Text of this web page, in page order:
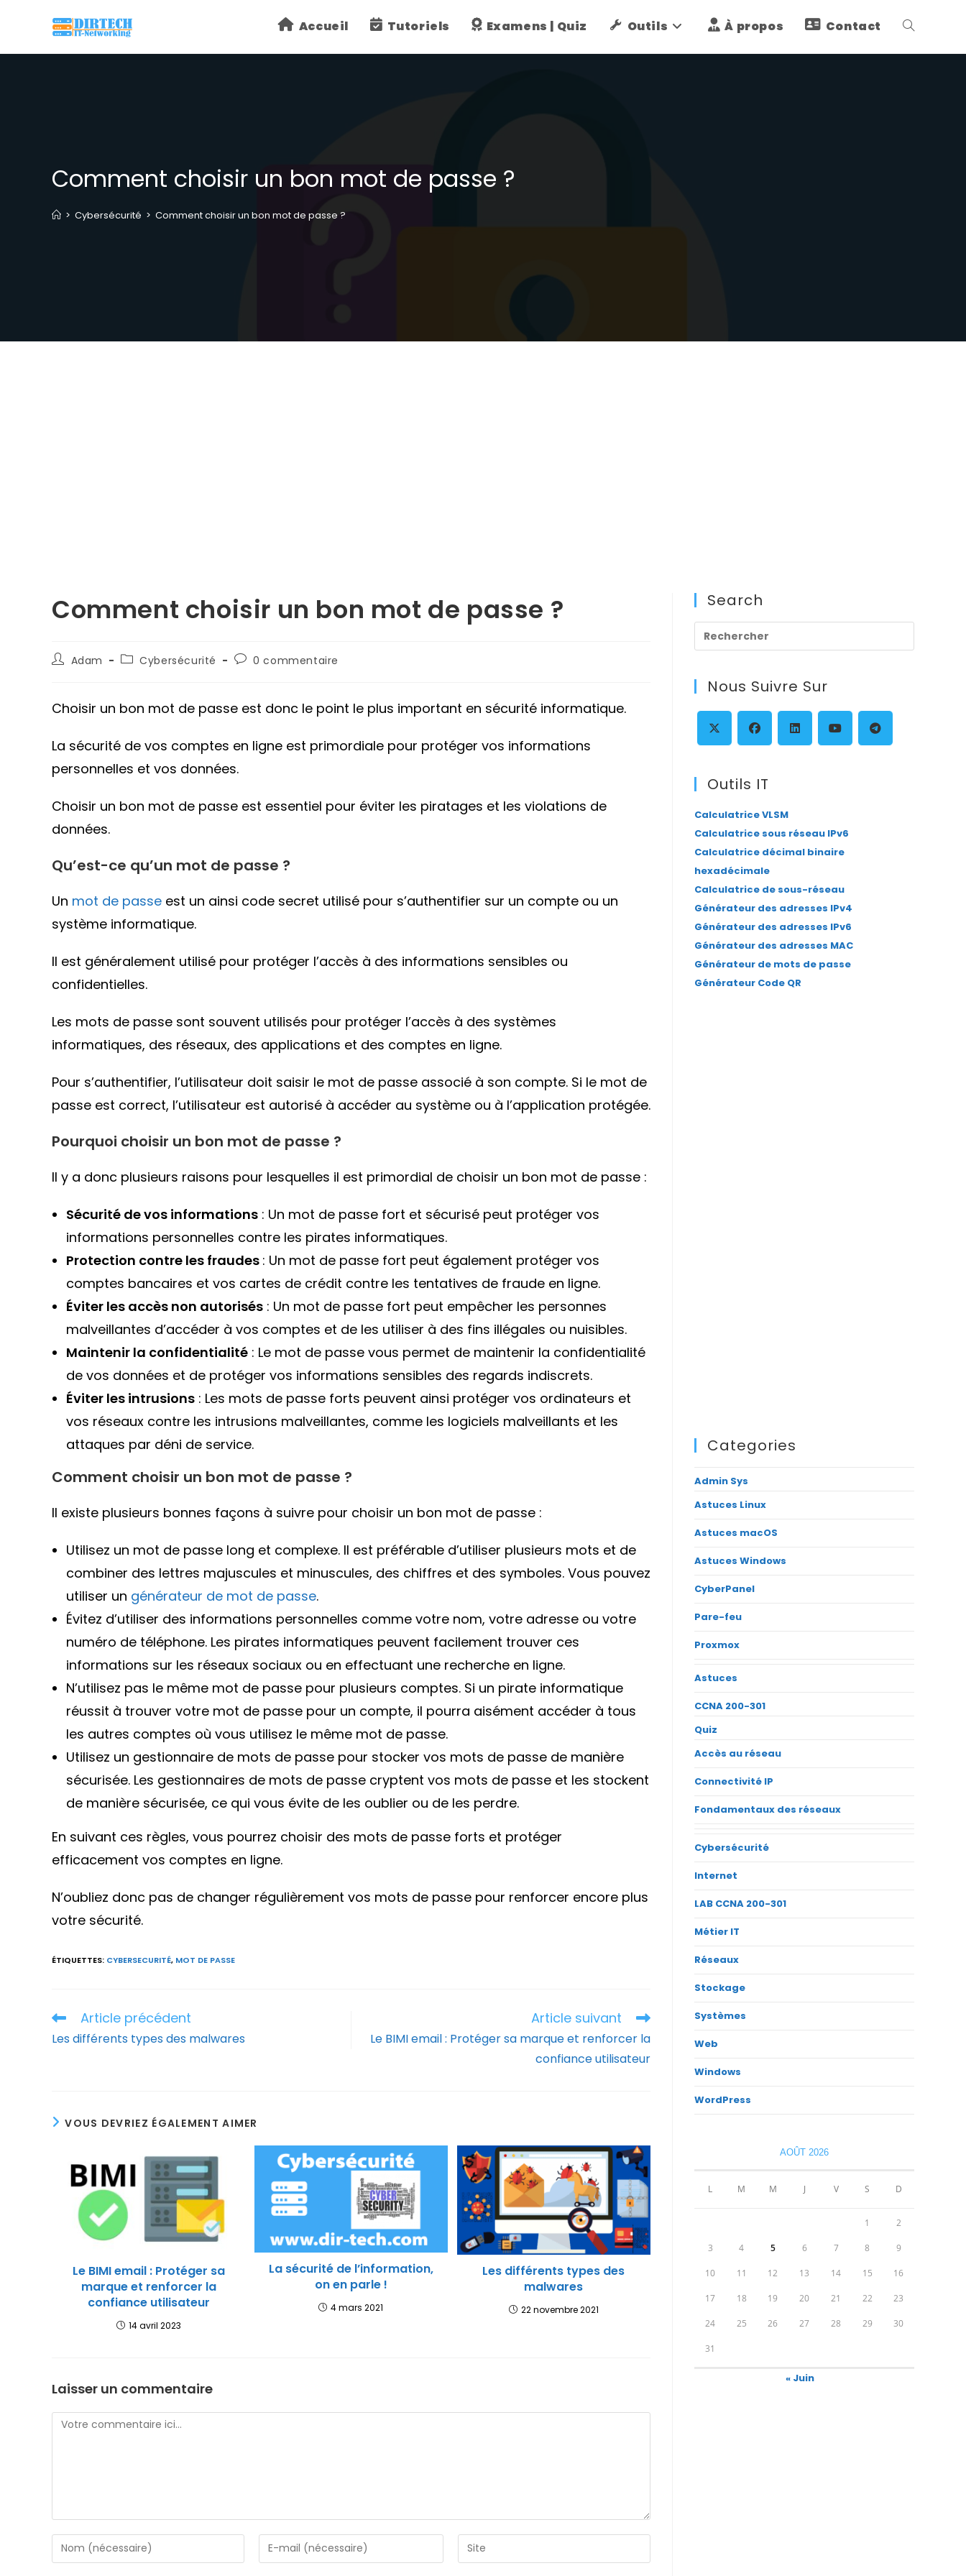
Accueil Tutoriels Examens | Quiz Outils À propos Contact Toggle
Comment choisir un bon mot de passe ?
> Cybersécurité > Comment choisir un bon mot de passe ?
Comment choisir un bon mot de passe ?
Auteur/autrice
Adam
PostCybersécurité
Commentaires
0 commentaire
Choisir un bon mot de passe est donc le point le plus important en sécurité informatique.
La sécurité de vos comptes en ligne est primordiale pour protéger vos informations
personnelles et vos données.
Choisir un bon mot de passe est essentiel pour éviter les piratages et les violations de
données.
Qu’est-ce qu’un mot de passe ?
Un mot de passe est un ainsi code secret utilisé pour s’authentifier sur un compte ou un
système informatique.
Il est généralement utilisé pour protéger l’accès à des informations sensibles ou
confidentielles.
Les mots de passe sont souvent utilisés pour protéger l’accès à des systèmes
informatiques, des réseaux, des applications et des comptes en ligne.
Pour s’authentifier, l’utilisateur doit saisir le mot de passe associé à son compte. Si le mot de
passe est correct, l’utilisateur est autorisé à accéder au système ou à l’application protégée.
Pourquoi choisir un bon mot de passe ?
Il y a donc plusieurs raisons pour lesquelles il est primordial de choisir un bon mot de passe :
Sécurité de vos informations : Un mot de passe fort et sécurisé peut protéger vos
informations personnelles contre les pirates informatiques.
Protection contre les fraudes : Un mot de passe fort peut également protéger vos
comptes bancaires et vos cartes de crédit contre les tentatives de fraude en ligne.
Éviter les accès non autorisés : Un mot de passe fort peut empêcher les personnes
malveillantes d’accéder à vos comptes et de les utiliser à des fins illégales ou nuisibles.
Maintenir la confidentialité : Le mot de passe vous permet de maintenir la confidentialité
de vos données et de protéger vos informations sensibles des regards indiscrets.
Éviter les intrusions : Les mots de passe forts peuvent ainsi protéger vos ordinateurs et
vos réseaux contre les intrusions malveillantes, comme les logiciels malveillants et les
attaques par déni de service.
Comment choisir un bon mot de passe ?
Il existe plusieurs bonnes façons à suivre pour choisir un bon mot de passe :
Utilisez un mot de passe long et complexe. Il est préférable d’utiliser plusieurs mots et de
combiner des lettres majuscules et minuscules, des chiffres et des symboles. Vous pouvez
utiliser un générateur de mot de passe.
Évitez d’utiliser des informations personnelles comme votre nom, votre adresse ou votre
numéro de téléphone. Les pirates informatiques peuvent facilement trouver ces
informations sur les réseaux sociaux ou en effectuant une recherche en ligne.
N’utilisez pas le même mot de passe pour plusieurs comptes. Si un pirate informatique
réussit à trouver votre mot de passe pour un compte, il pourra aisément accéder à tous
les autres comptes où vous utilisez le même mot de passe.
Utilisez un gestionnaire de mots de passe pour stocker vos mots de passe de manière
sécurisée. Les gestionnaires de mots de passe cryptent vos mots de passe et les stockent
de manière sécurisée, ce qui vous évite de les oublier ou de les perdre.
En suivant ces règles, vous pourrez choisir des mots de passe forts et protéger
efficacement vos comptes en ligne.
N’oubliez donc pas de changer régulièrement vos mots de passe pour renforcer encore plus
votre sécurité.
ÉTIQUETTES: CYBERSECURITÉ, MOT DE PASSE
Read
more
articles
Article précédent
Les différents types des malwares
Article suivant
Le BIMI email : Protéger sa marque et renforcer la
confiance utilisateur
VOUS DEVRIEZ ÉGALEMENT AIMER
Le BIMI email : Protéger sa
marque et renforcer la
confiance utilisateur
14 avril 2023
La sécurité de l’information,
on en parle !
4 mars 2021
Les différents types des
malwares
22 novembre 2021
Laisser un commentaire
Comment
Enter
your
Enter
your
Saisir
l’URL
Search
Escape
Nous Suivre Sur
dans
un
nouvel
onglet
dans
nouvel
onglet
nouvel
onglet onglet
Outils IT
Calculatrice VLSM
Calculatrice sous réseau IPv6
Calculatrice décimal binaire
hexadécimale
Calculatrice de sous-réseau
Générateur des adresses IPv4
Générateur des adresses IPv6
Générateur des adresses MAC
Générateur de mots de passe
Générateur Code QR
Categories
Admin Sys
Astuces Linux
Astuces macOS
Astuces Windows
CyberPanel
Pare-feu
Proxmox
Astuces
CCNA 200-301
Quiz
Accès au réseau
Connectivité IP
Fondamentaux des réseaux
Cybersécurité
Internet
LAB CCNA 200-301
Métier IT
Réseaux
Stockage
Systèmes
Web
Windows
WordPress
AOÛT 2026
L M M J V S D
1 2
3 4 5 6 7 8 9
10 11 12 13 14 15 16
17 18 19 20 21 22 23
24 25 26 27 28 29 30
31
« Juin